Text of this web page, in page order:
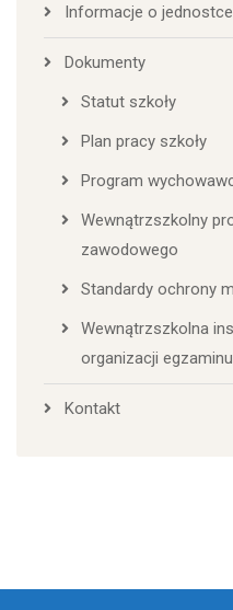
Informacje o jednostce
Dokumenty
Statut szkoły
Plan pracy szkoły
Program
Wewnątrzszkolny
zawodowego
Standardy ochrony
Wewnątrzszkolna
organizacji
Kontakt